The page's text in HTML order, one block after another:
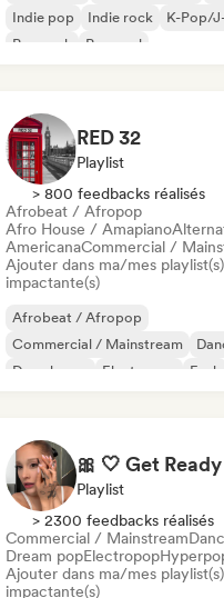
Indie pop
Indie rock
K-Pop/
Pop rock
Pop soul
RED 32
Playlist
> 800 feedbacks réalisés
Afrobeat / Afropop
Afro House / Amapiano
AmericanaCommercial /
Ajouter dans ma/mes playlist(s)
impactante(s)
Afrobeat / Afropop
Commercial / Mainstream
Deep house
Electropop
Funk
Playlist
> 2300 feedbacks réalisés
Commercial / Mainstream
Dream popElectropop
Ajouter dans ma/mes playlist(s)
impactante(s)